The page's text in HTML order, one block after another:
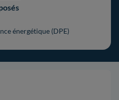
énergétique (DPE)